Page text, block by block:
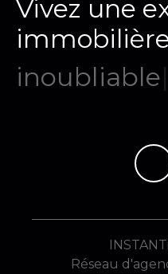
Vivez une
mémor|
Réseau